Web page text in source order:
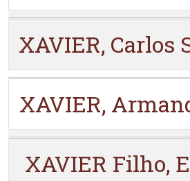
XAVIER, Carlos
XAVIER,
XAVIER Filho,